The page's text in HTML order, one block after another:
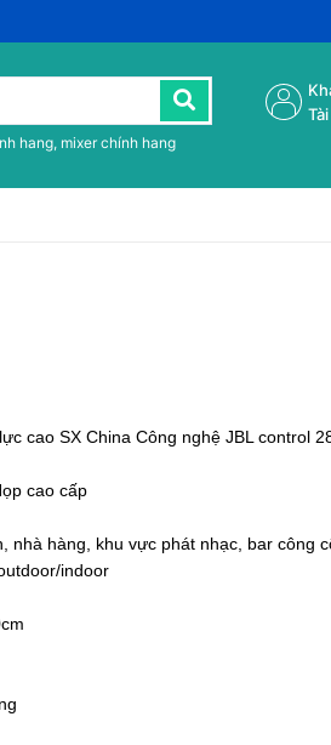
hang, mixer chính hang
cao SX China Công nghệ JBL control
cao cấp
nhà hàng, khu vực phát nhạc, bar công
indoor